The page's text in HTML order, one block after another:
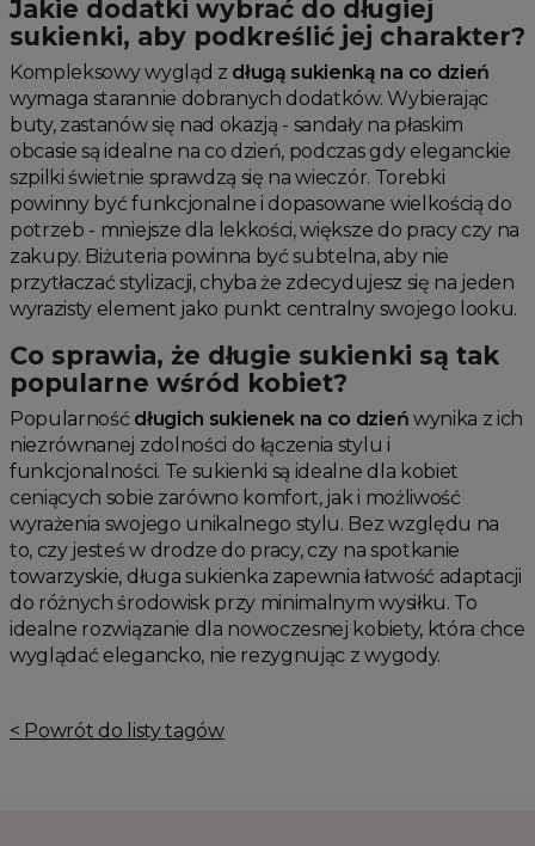
Jakie dodatki wybrać do długiej
sukienki, aby podkreślić jej charakter?
Kompleksowy wygląd z długą sukienką na co dzień
wymaga starannie dobranych dodatków. Wybierając
buty, zastanów się nad okazją - sandały na płaskim
obcasie są idealne na co dzień, podczas gdy eleganckie
szpilki świetnie sprawdzą się na wieczór. Torebki
powinny być funkcjonalne i dopasowane wielkością do
potrzeb - mniejsze dla lekkości, większe do pracy czy na
zakupy. Biżuteria powinna być subtelna, aby nie
przytłaczać stylizacji, chyba że zdecydujesz się na jeden
wyrazisty element jako punkt centralny swojego looku.
Co sprawia, że długie sukienki są tak
popularne wśród kobiet?
Popularność długich sukienek na co dzień wynika z ich
niezrównanej zdolności do łączenia stylu i
funkcjonalności. Te sukienki są idealne dla kobiet
ceniących sobie zarówno komfort, jak i możliwość
wyrażenia swojego unikalnego stylu. Bez względu na
to, czy jesteś w drodze do pracy, czy na spotkanie
towarzyskie, długa sukienka zapewnia łatwość adaptacji
do różnych środowisk przy minimalnym wysiłku. To
idealne rozwiązanie dla nowoczesnej kobiety, która chce
wyglądać elegancko, nie rezygnując z wygody.
< Powrót do listy tagów